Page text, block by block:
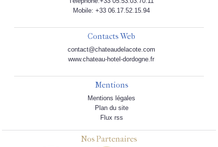
Mobile: +33 06.17.52.15.94
Contacts Web
contact@chateaudelacote.com
www.chateau-hotel-dordogne.fr
Mentions
Mentions légales
Plan du site
Flux rss
Nos Partenaires